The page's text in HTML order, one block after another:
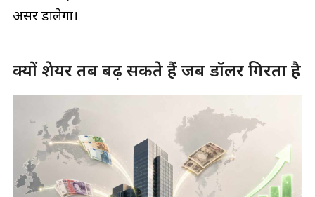
असर डालेगा।
क्यों शेयर तब बढ़ सकते हैं जब डॉलर गिरता है